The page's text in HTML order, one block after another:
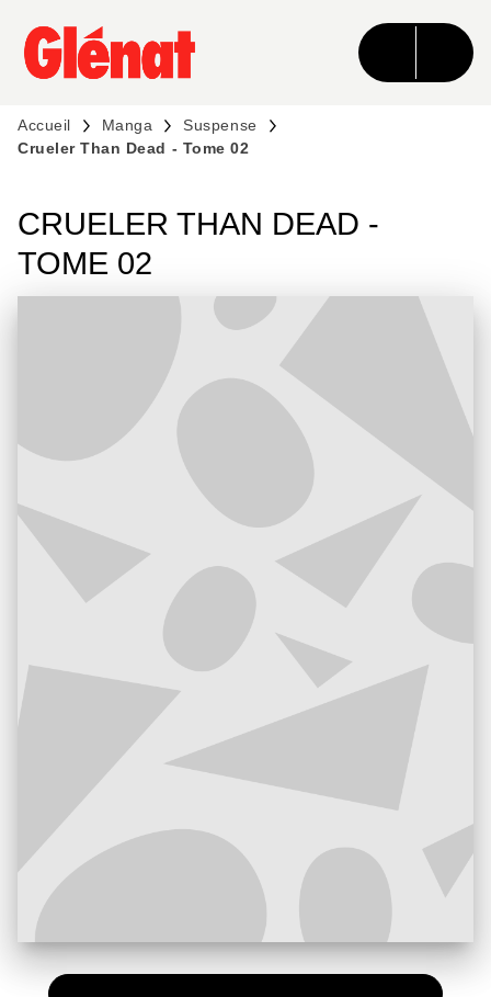
MENU RECHERCHE CONTENU
PIED DE PAGE
Accueil Manga
Suspense
Crueler Than Dead - Tome 02
CRUELER THAN DEAD -
TOME 02